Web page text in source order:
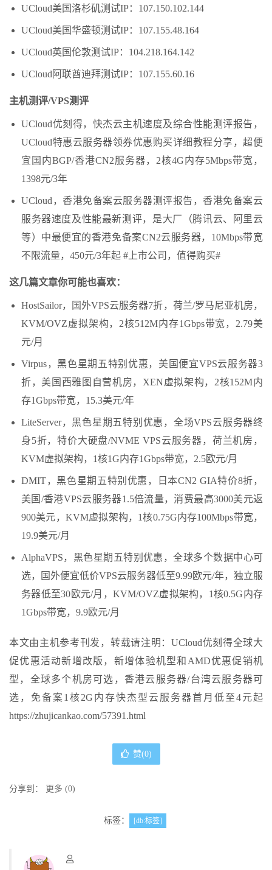
UCloud美国洛杉矶测试IP：107.150.102.144
UCloud美国华盛顿测试IP：107.155.48.164
UCloud英国伦敦测试IP：104.218.164.142
UCloud阿联酋迪拜测试IP：107.155.60.16
主机测评/VPS测评
UCloud优刻得，快杰云主机速度及综合性能测评报告，
UCloud特惠云服务器领券优惠购买详细教程分享，超便
宜国内BGP/香港CN2服务器，2核4G内存5Mbps带宽，
1398元/3年
UCloud，香港免备案云服务器测评报告，香港免备案云
服务器速度及性能最新测评，是大厂（腾讯云、阿里云
等）中最便宜的香港免备案CN2云服务器，10Mbps带宽
不限流量，450元/3年起 #上市公司，值得购买#
这几篇文章你可能也喜欢：
HostSailor，国外VPS云服务器7折，荷兰/罗马尼亚机房，
KVM/OVZ虚拟架构，2核512M内存1Gbps带宽，2.79美
元/月
Virpus，黑色星期五特别优惠，美国便宜VPS云服务器3
折，美国西雅图自营机房，XEN虚拟架构，2核152M内
存1Gbps带宽，15.3美元/年
LiteServer，黑色星期五特别优惠，全场VPS云服务器终
身5折，特价大硬盘/NVME VPS云服务器，荷兰机房，
KVM虚拟架构，1核1G内存1Gbps带宽，2.5欧元/月
DMIT，黑色星期五特别优惠，日本CN2 GIA特价8折，
美国/香港VPS云服务器1.5倍流量，消费最高3000美元返
900美元，KVM虚拟架构，1核0.75G内存100Mbps带宽，
19.9美元/月
AlphaVPS，黑色星期五特别优惠，全球多个数据中心可
选，国外便宜低价VPS云服务器低至9.99欧元/年，独立服
务器低至30欧元/月，KVM/OVZ虚拟架构，1核0.5G内存
1Gbps带宽，9.9欧元/月
本文由主机参考刊发，转载请注明：UCloud优刻得全球大
促优惠活动新增改版，新增体验机型和AMD优惠促销机
型，全球多个机房可选，香港云服务器/台湾云服务器可
选，免备案1核2G内存快杰型云服务器首月低至4元起
https://zhujicankao.com/57391.html
赞(0)
分享到： 更多 (0)
标签： [db:标签]